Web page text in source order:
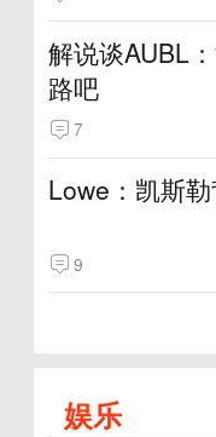
解说谈AUBL
路吧
7
Lowe：凯斯
9
娱乐